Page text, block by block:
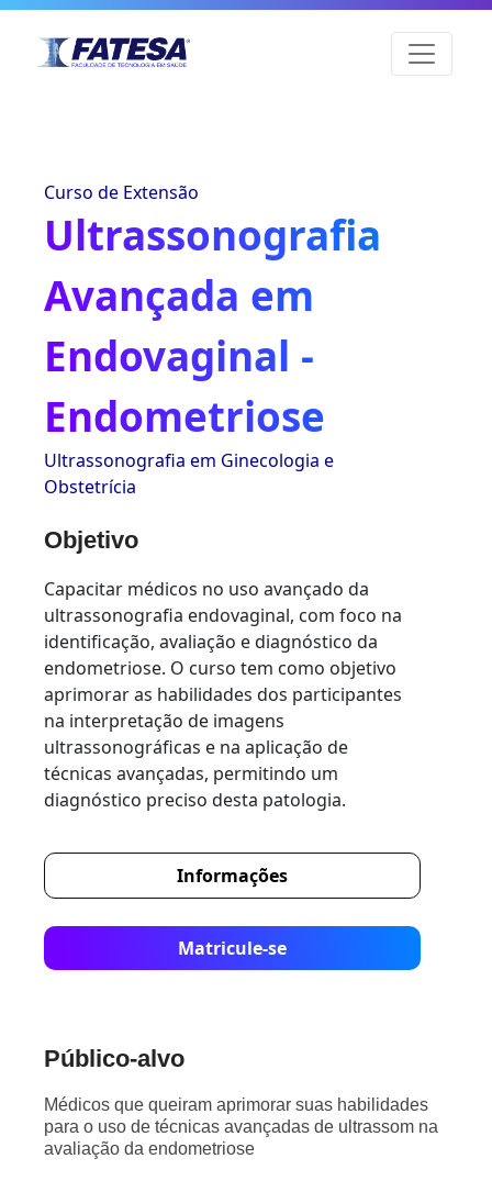
Curso de Extensão
Ultrassonografia
Avançada em
Endovaginal -
Endometriose
Ultrassonografia em Ginecologia e
Obstetrícia
Objetivo
Capacitar médicos no uso avançado da
ultrassonografia endovaginal, com foco na
identificação, avaliação e diagnóstico da
endometriose. O curso tem como objetivo
aprimorar as habilidades dos participantes
na interpretação de imagens
ultrassonográficas e na aplicação de
técnicas avançadas, permitindo um
diagnóstico preciso desta patologia.
Informações
Matricule-se
Público-alvo
Médicos que queiram aprimorar suas habilidades
para o uso de técnicas avançadas de ultrassom na
avaliação da endometriose